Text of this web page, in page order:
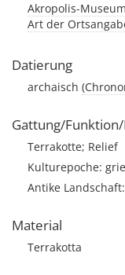
Akropolis-
Art der
Datierung
archaisch
Gattung/
Terrakotte; Relief
Kulturepoche:
Antike
Material
Terrakotta